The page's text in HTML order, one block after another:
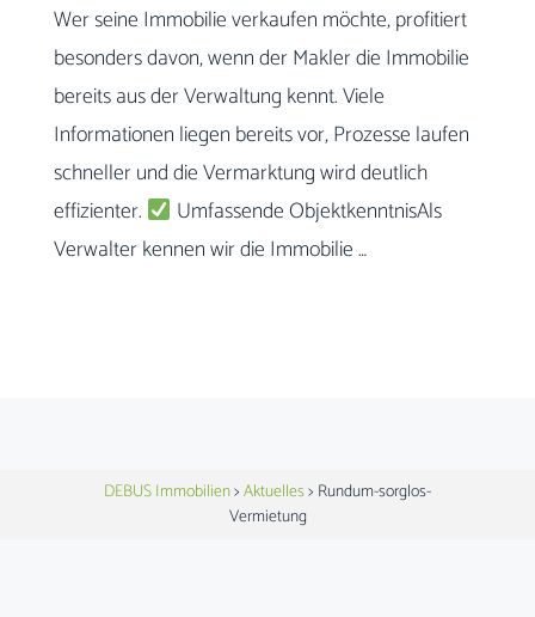
Wer seine Immobilie verkaufen möchte, profitiert
besonders davon, wenn der Makler die Immobilie
bereits aus der Verwaltung kennt. Viele
Informationen liegen bereits vor, Prozesse laufen
schneller und die Vermarktung wird deutlich
effizienter.
Umfassende ObjektkenntnisAls
Verwalter kennen wir die Immobilie …
DEBUS Immobilien>Aktuelles> Rundum-sorglos-
Vermietung